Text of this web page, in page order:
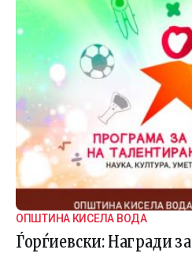
ОПШТИНА КИСЕЛА ВОДА
Ѓорѓиевски: Награди